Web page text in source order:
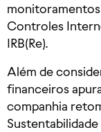
Controles
IRB(Re).
Além de
financeiros
companhia